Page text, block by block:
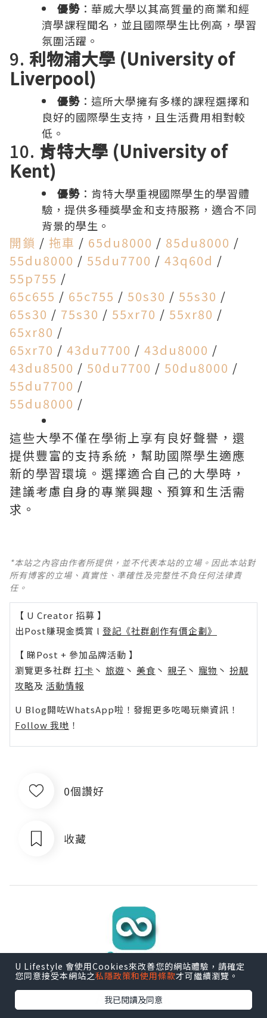
優勢 ：華威大學以其高質量的商業和經
濟學課程聞名，並且國際學生比例高，學習
氛圍活躍。
9. 利物浦大學 (University of
Liverpool)
優勢 ：這所大學擁有多樣的課程選擇和
良好的國際學生支持，且生活費用相對較
低。
10. 肯特大學 (University of
Kent)
優勢 ：肯特大學重視國際學生的學習體
驗，提供多種獎學金和支持服務，適合不同
背景的學生。
開鎖 / 拖車 / 65du8000 / 85du8000 /
55du8000 / 55du7700 / 43q60d /
55p755 /
65c655 / 65c755 / 50s30 / 55s30 /
65s30 / 75s30 / 55xr70 / 55xr80 /
65xr80 /
65xr70 / 43du7700 / 43du8000 /
43du8500 / 50du7700 / 50du8000 /
55du7700 /
55du8000 /
這些大學不僅在學術上享有良好聲譽，還
提供豐富的支持系統，幫助國際學生適應
新的學習環境。選擇適合自己的大學時，
建議考慮自身的專業興趣、預算和生活需
求。
*本站之內容由作者所提供，並不代表本站的立場。因此本站對
所有博客的立場、真實性、準確性及完整性不負任何法律責
任。
【 U Creator 招募 】
出Post賺現金獎賞 l 登記《社群創作有價企劃》
【 睇Post + 參加品牌活動 】
瀏覽更多社群 打卡 丶 旅遊 丶 美食 丶 親子 丶 寵物 丶 扮靚
攻略及 活動情報
U Blog開咗WhatsApp啦！發掘更多吃喝玩樂資訊！
Follow 我哋 ！
0個讚好
收藏
Anyone hk
U Lifestyle 會使用Cookies來改善您的網站體驗，請確定
您同意接受本網站之私隱政策和使用條款才可繼續瀏覽。
我已閱讀及同意